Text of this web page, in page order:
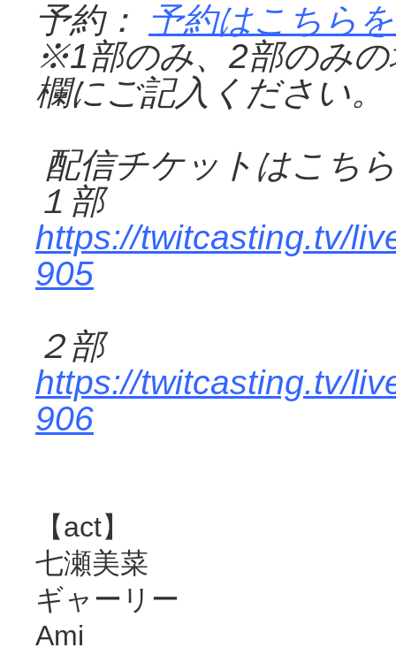
予約：
予約はこちら
※1部のみ、 2部のみ
欄にご記入ください。
配信チケットはこちら
１部
https://twitcasting.tv/
905
２部
https://twitcasting.tv/
906
【act】
七瀬美菜
ギャーリー
Ami